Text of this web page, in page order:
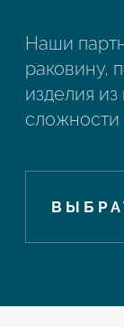
Наши
раковину,
изделия
сложности